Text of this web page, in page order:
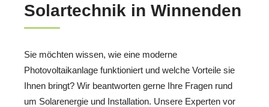
Solartechnik in Winnenden
Sie möchten wissen, wie eine moderne
Photovoltaikanlage funktioniert und welche Vorteile sie
Ihnen bringt? Wir beantworten gerne Ihre Fragen rund
um Solarenergie und Installation. Unsere Experten vor